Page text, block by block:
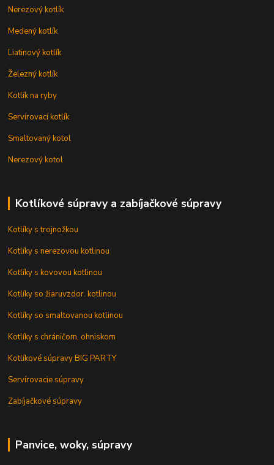
Nerezový kotlík
Medený kotlík
Liatinový kotlík
Železný kotlík
Kotlík na ryby
Servírovací kotlík
Smaltovaný kotol
Nerezový kotol
Kotlíkové súpravy a zabíjačkové súpravy
Kotlíky s trojnožkou
Kotlíky s nerezovou kotlinou
Kotlíky s kovovou kotlinou
Kotlíky so žiaruvzdor. kotlinou
Kotlíky so smaltovanou kotlinou
Kotlíky s chráničom, ohniskom
Kotlíkové súpravy BIG PARTY
Servírovacie súpravy
Zabíjačkové súpravy
Panvice, woky, súpravy